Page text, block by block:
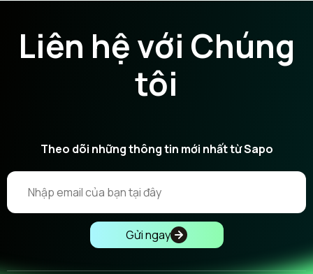
Liên hệ với Chúng
tôi
Theo dõi những thông tin mới nhất từ Sapo
Gửi ngay